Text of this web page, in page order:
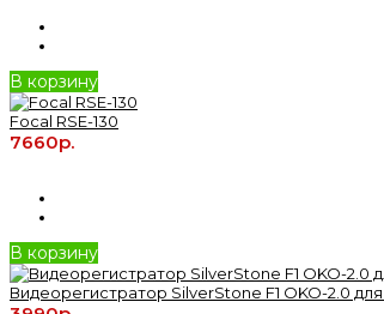
В корзину
Focal RSE-130
7660р.
В корзину
Видеорегистратор SilverStone F1 OKO-2.0